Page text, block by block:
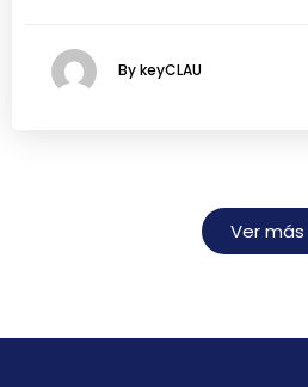
By keyCLAU
Ver más